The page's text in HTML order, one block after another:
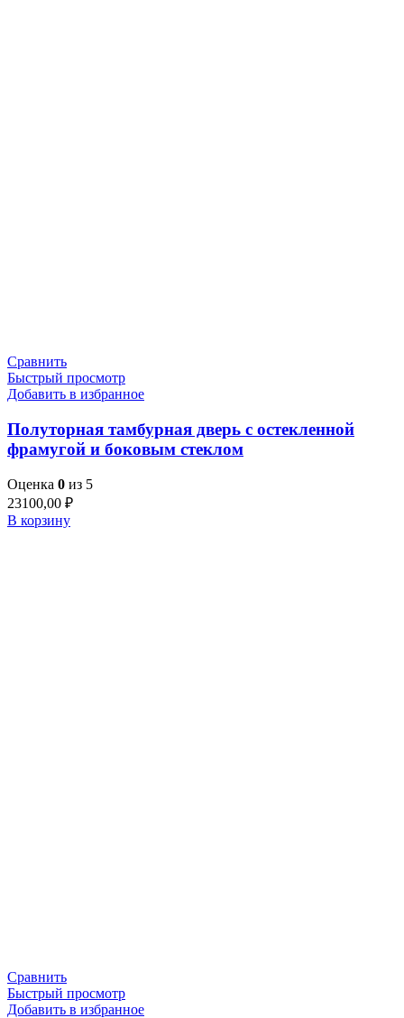
Сравнить
Быстрый просмотр
Добавить в избранное
Полуторная тамбурная дверь с остекленной
фрамугой и боковым стеклом
Оценка 0 из 5
23100,00 ₽
В корзину
Сравнить
Быстрый просмотр
Добавить в избранное